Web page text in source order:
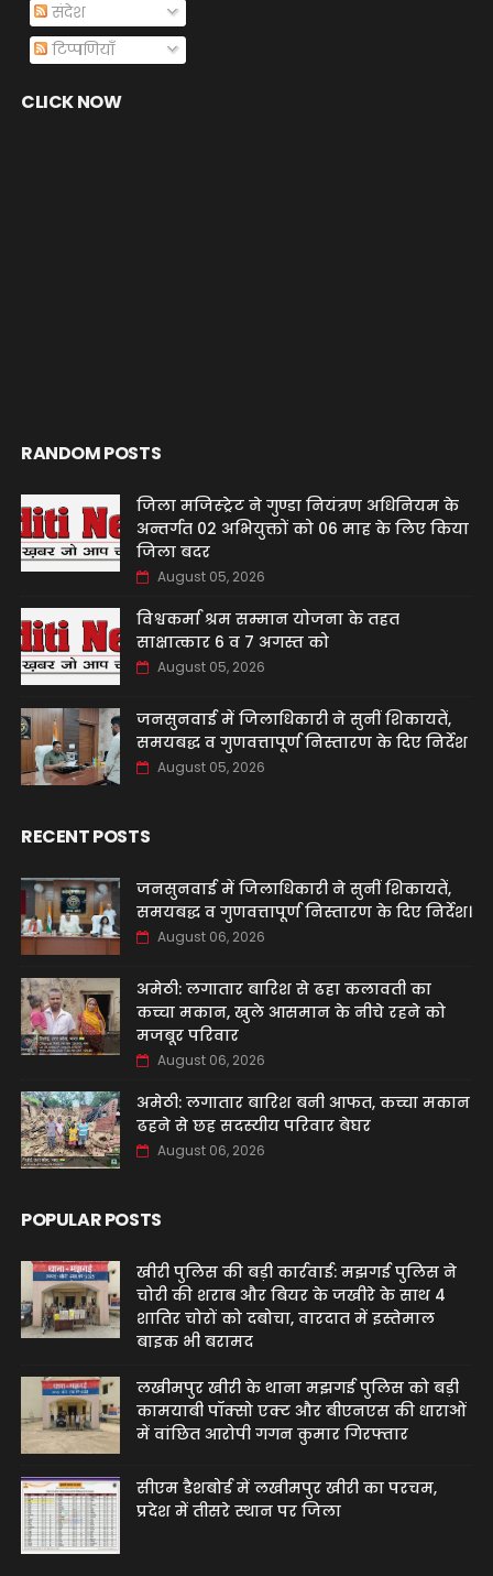
संदेश
टिप्पणियाँ
CLICK NOW
RANDOM POSTS
जिला मजिस्ट्रेट ने गुण्डा नियंत्रण अधिनियम के
अन्तर्गत 02 अभियुक्तों को 06 माह के लिए किया
जिला बदर
August 05, 2026
विश्वकर्मा श्रम सम्मान योजना के तहत
साक्षात्कार 6 व 7 अगस्त को
August 05, 2026
जनसुनवाई में जिलाधिकारी ने सुनीं शिकायतें,
समयबद्ध व गुणवत्तापूर्ण निस्तारण के दिए निर्देश
August 05, 2026
RECENT POSTS
जनसुनवाई में जिलाधिकारी ने सुनीं शिकायतें,
समयबद्ध व गुणवत्तापूर्ण निस्तारण के दिए निर्देश।
August 06, 2026
अमेठी: लगातार बारिश से ढहा कलावती का
कच्चा मकान, खुले आसमान के नीचे रहने को
मजबूर परिवार
August 06, 2026
अमेठी: लगातार बारिश बनी आफत, कच्चा मकान
ढहने से छह सदस्यीय परिवार बेघर
August 06, 2026
POPULAR POSTS
खीरी पुलिस की बड़ी कार्रवाई: मझगई पुलिस ने
चोरी की शराब और बियर के जखीरे के साथ 4
शातिर चोरों को दबोचा, वारदात में इस्तेमाल
बाइक भी बरामद
लखीमपुर खीरी के थाना मझगई पुलिस को बड़ी
कामयाबी पॉक्सो एक्ट और बीएनएस की धाराओं
में वांछित आरोपी गगन कुमार गिरफ्तार
सीएम डैशबोर्ड में लखीमपुर खीरी का परचम,
प्रदेश में तीसरे स्थान पर जिला